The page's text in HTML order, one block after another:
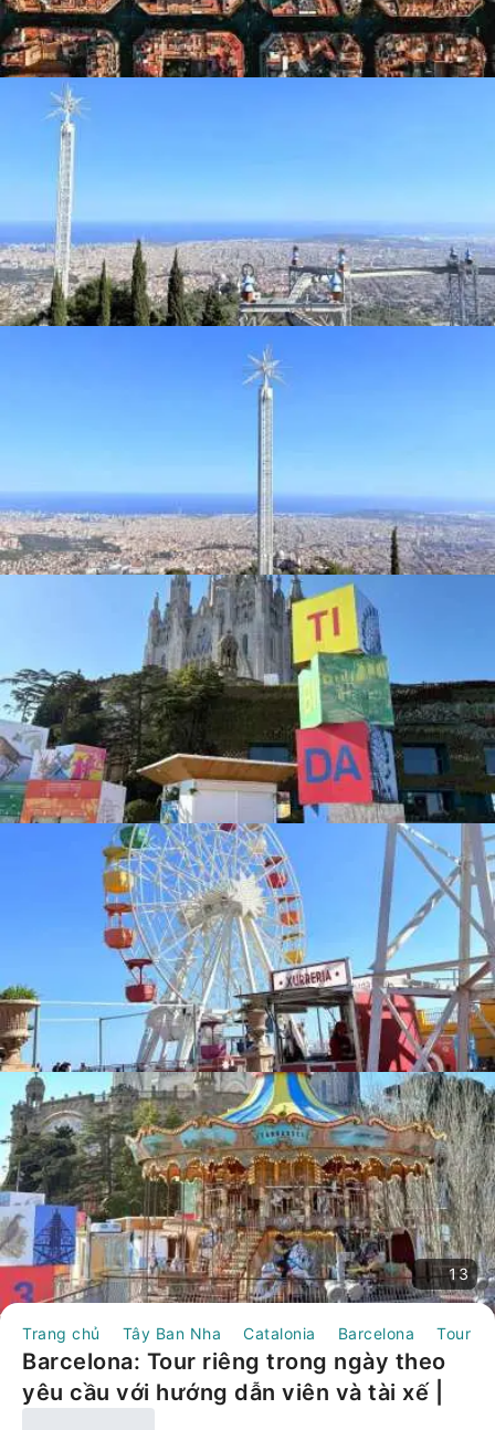
13
Trang chủ Tây Ban Nha Catalonia Barcelona Tour
Barcelona: Tour riêng trong ngày theo
yêu cầu với hướng dẫn viên và tài xế |